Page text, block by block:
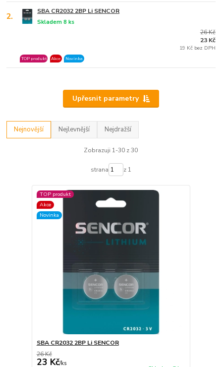
2. SBA CR2032 2BP Li SENCOR
Skladem 8 ks
TOP produkt Akce Novinka
26 Kč
23 Kč
19 Kč bez DPH
Upřesnit parametry
Nejnovější Nejlevnější Nejdražší
Zobrazuji 1-30 z 30
strana z 1
TOP produkt
Akce
Novinka
SBA CR2032 2BP Li SENCOR
26 Kč
23 Kč/ks